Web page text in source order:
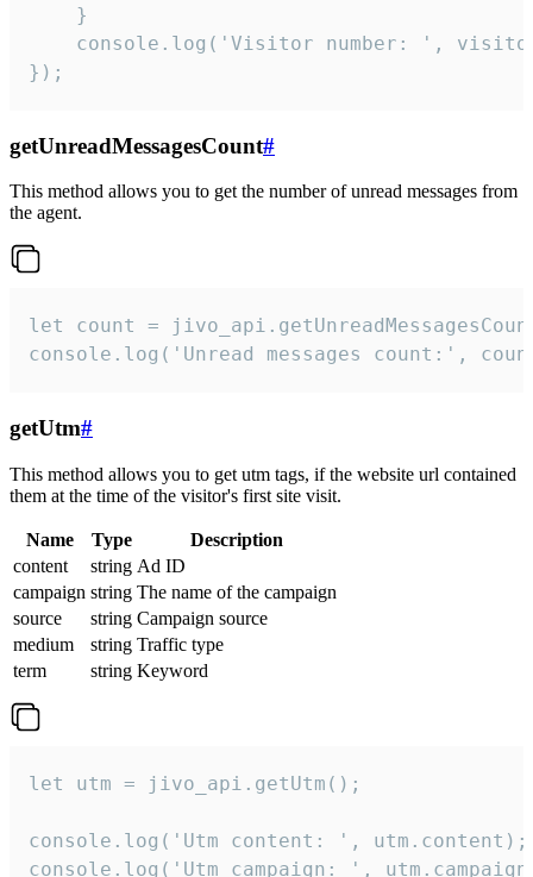
    }
console.log('Visitor number: ',
});
getUnreadMessagesCount#
This method allows you to get the number of unread messages from
the agent.
let count =
console.log('Unread messages count:',
getUtm#
This method allows you to get utm tags, if the website url contained
them at the time of the visitor's first site visit.
Name Type
Description
content
string Ad ID
campaign string The name of the campaign
source
string Campaign source
medium
string Traffic type
term
string Keyword
let utm = jivo_api.getUtm();
console.log('Utm content: ', utm.content);
console.log('Utm campaign: ',